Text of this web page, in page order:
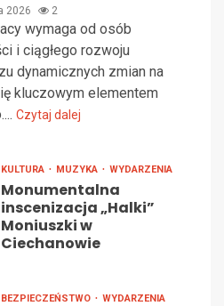
2026 2
wymaga od osób
i ciągłego rozwoju
dynamicznych zmian na
kluczowym elementem
Czytaj dalej
KULTURA MUZYKA WYDARZENIA
Monumentalna
inscenizacja „Halki”
Moniuszki w
Ciechanowie
BEZPIECZEŃSTWO WYDARZENIA